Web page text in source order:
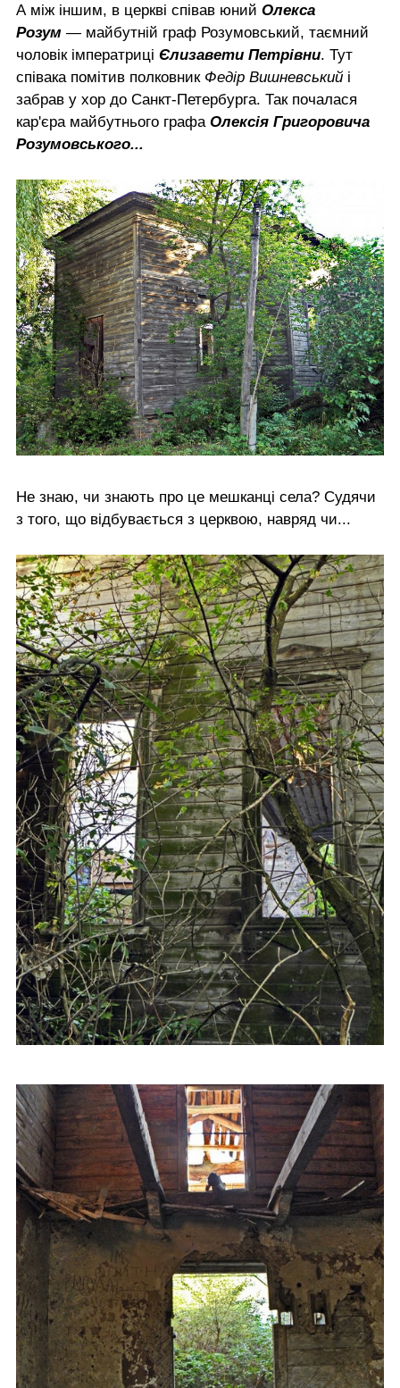
А між іншим, в церкві співав юний Олекса
Розум — майбутній граф Розумовський, таємний
чоловік імператриці Єлизавети Петрівни. Тут
співака помітив полковник Федір Вишневський і
забрав у хор до Санкт-Петербурга. Так почалася
кар'єра майбутнього графа Олексія Григоровича
Розумовського...
Не знаю, чи знають про це мешканці села? Судячи
з того, що відбувається з церквою, навряд чи...